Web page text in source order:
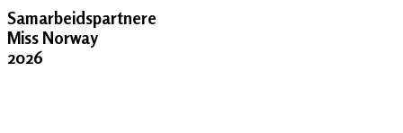
Samarbeidspartnere
Miss Norway
2026